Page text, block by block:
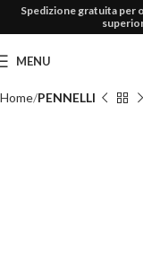
Spedizione gratuita per
MENU
Home PENNELLI